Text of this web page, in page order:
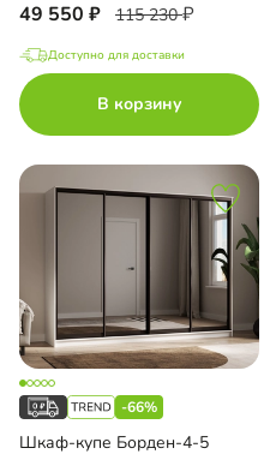
49 550 115 230
Доступно для доставки
В корзину
-66%
Шкаф-купе Борден-4-5